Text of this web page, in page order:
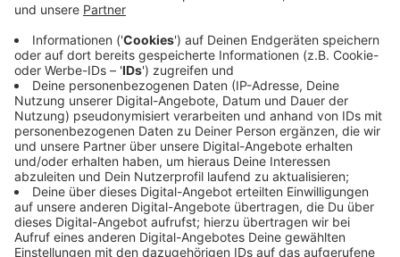
Unterstützung unserer Fans.“ Tickets für das
Spiel gibt esonlineund für Kurzentschlossene ab
17:30 Uhr an der Abendkasse.
Veröffentlicht: Mittwoch, 03.09.2025 10:39
Anzeige